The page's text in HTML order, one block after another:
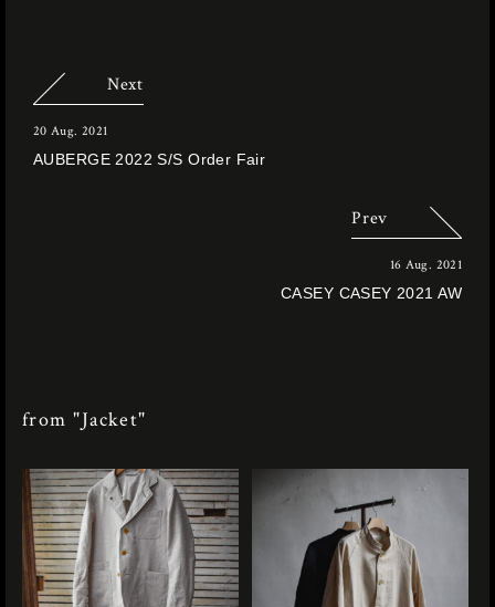
Next
20 Aug. 2021
AUBERGE 2022 S/S Order Fair
Prev
16 Aug. 2021
CASEY CASEY 2021 AW
from "Jacket"